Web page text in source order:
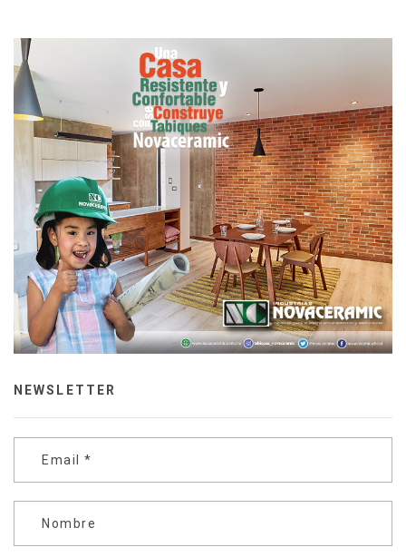
NEWSLETTER
Email *
Nombre